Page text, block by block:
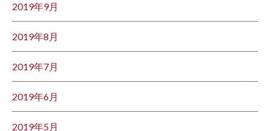
2019年9月
2019年8月
2019年7月
2019年6月
2019年5月